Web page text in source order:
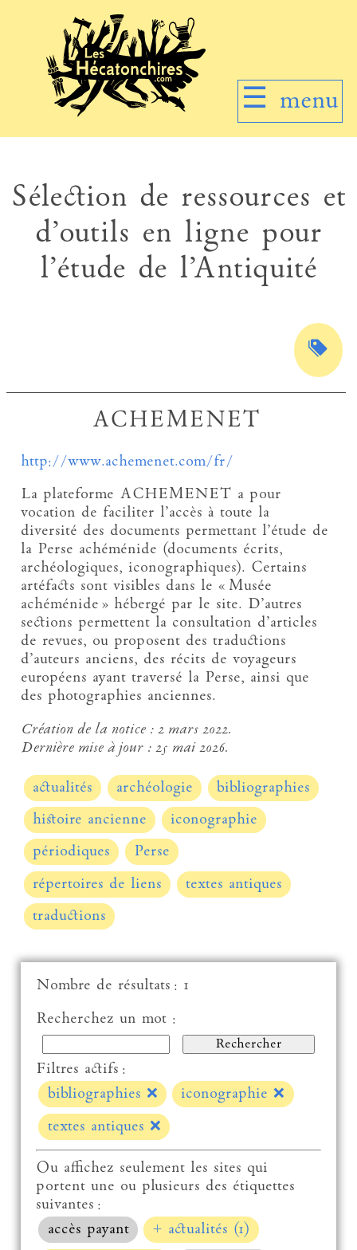
☰ menu
Sélection de ressources et
d’outils en ligne pour
l’étude de l’Antiquité
ACHEMENET
http://www.achemenet.com/fr/
La plateforme ACHEMENET a pour
vocation de faciliter l’accès à toute la
diversité des documents permettant l’étude de
la Perse achéménide (documents écrits,
archéologiques, iconographiques). Certains
artéfacts sont visibles dans le « Musée
achéménide » hébergé par le site. D’autres
sections permettent la consultation d’articles
de revues, ou proposent des traductions
d’auteurs anciens, des récits de voyageurs
européens ayant traversé la Perse, ainsi que
des photographies anciennes.
Création de la notice :2 mars 2022.
Dernière mise à jour :25 mai 2026.
actualités archéologie
bibliographies
histoire ancienne
iconographie
périodiques
Perse
répertoires de liens
textes antiques
traductions
Nombre de résultats : 1
Recherchez un mot :
Filtres actifs :
bibliographies ❌ iconographie❌
textes antiques ❌
Ou affichez seulement les sites qui
portent une ou plusieurs des étiquettes
suivantes :
accès payant
+ actualités (1)